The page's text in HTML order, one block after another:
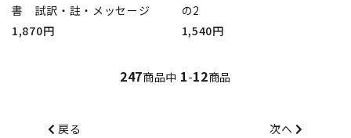
書 試訳・註・メッセージ
1,870円
の2
1,540円
247商品中 1-12商品
戻る 次へ